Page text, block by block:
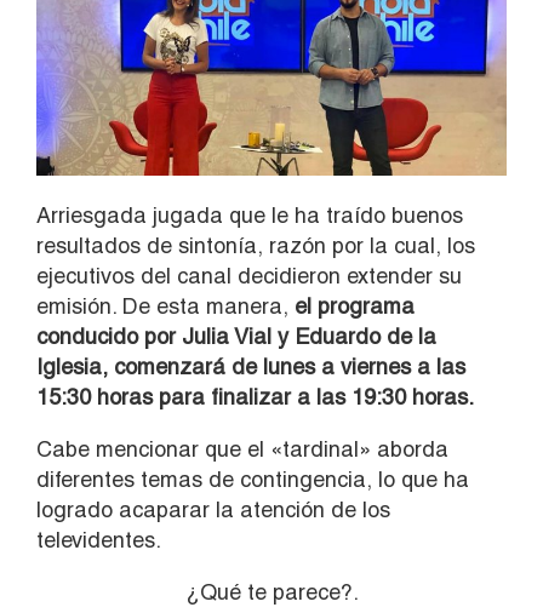
Arriesgada jugada que le ha traído buenos
resultados de sintonía, razón por la cual, los
ejecutivos del canal decidieron extender su
emisión. De esta manera, el programa
conducido por Julia Vial y Eduardo de la
Iglesia, comenzará de lunes a viernes a las
15:30 horas para finalizar a las 19:30 horas.
Cabe mencionar que el «tardinal» aborda
diferentes temas de contingencia, lo que ha
logrado acaparar la atención de los
televidentes.
¿Qué te parece?.